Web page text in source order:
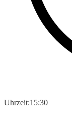
Uhrzeit:15:30